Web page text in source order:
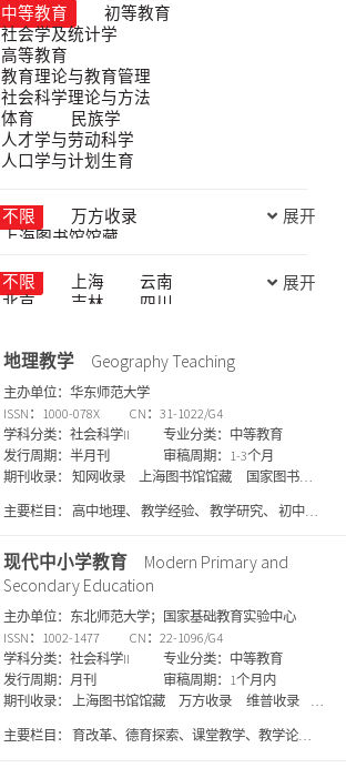
中等教育
初等教育
社会学及统计学
高等教育
教育理论与教育管理
社会科学理论与方法
体育
民族学
人才学与劳动科学
人口学与计划生育
不限
万方收录
上海图书馆馆藏
维普收录
CSSCI
北大核心
国际药学文摘
(日)
CA 化学文摘(美)
文摘与引文数据库
剑桥科学文摘
SA 科学文摘(英)
哥白尼索引(波兰)
ASPT来源刊
EI
Pж(AJ) 文摘杂志(俄)
数学文摘
SCI
DOAJ
SCOPUS
SCD
第一、二批学术
展开
不限 上海
云南
北京
吉林
四川
广西
新疆
江苏
江西
河北
河南
浙江
海南
湖北
湖南
甘肃
福建
西藏
贵州
辽宁
重庆
陕西
青海
展开
地理教学 Geography Teaching
主办单位：华东师范大学
ISSN：1000-078X
CN：31-1022/G4
学科分类：社会科学II
专业分类：中等教育
发行周期：半月刊
审稿周期：1-3个月
期刊收录： 知网收录 上海图书馆馆藏
国家图书馆
主要栏目： 高中地理、 教学经验、 教学研究、 初中地
评、 地理信息技术、 跨学科学习、 课标研究、 地理课
程思政、 跨学科教学、 国外地理教育、 国际地理教
育、 高师教育研究、 地理课程思政专题、 地理实践力
培养、 研究性学习、 教具制作、 高师地理课程设置、
地理纵横、 高师地理、 地理漫谈、 地理实验、 科学家
精神、 研究旅行
现代中小学教育
Modern Primary and
Secondary Education
主办单位：东北师范大学；国家基础教育实验中心
ISSN：1002-1477
CN：22-1096/G4
学科分类：社会科学II
专业分类：中等教育
发行周期：月刊
审稿周期：1个月内
期刊收录：
上海图书馆馆藏 万方收录
维普收录
主要栏目： 育改革、德育探索、课堂教学、教学论